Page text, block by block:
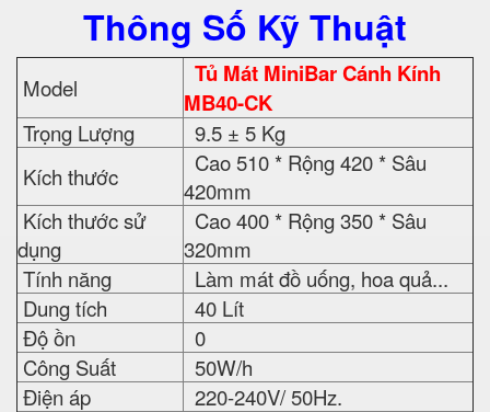
Thông Số Kỹ Thuật
Model
Tủ Mát MiniBar Cánh Kính
MB40-CK
Trọng Lượng
9.5 ± 5 Kg
Kích thước
Cao 510 * Rộng 420 * Sâu
420mm
Kích thước sử
dụng
Cao 400 * Rộng 350 * Sâu
320mm
Tính năng
Làm mát đồ uống, hoa quả...
Dung tích
40 Lít
Độ ồn
0
Công Suất
50W/h
Điện áp
220-240V/ 50Hz.